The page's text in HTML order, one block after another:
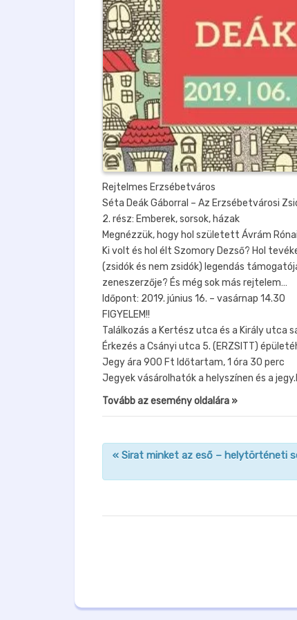
Rejtelmes Erzsébetváros
Séta Deák Gáborral – Az Erzsébetvárosi
2. rész: Emberek, sorsok, házak
Megnézzük, hogy hol született Ávrám
Ki volt és hol élt Szomory Dezső? Hol
(zsidók és nem zsidók) legendás
zeneszerzője? És még sok más rejtelem…
Időpont: 2019. június 16. – vasárnap 14.30
FIGYELEM!!
Találkozás a Kertész utca és a Király utca
Érkezés a Csányi utca 5. (ERZSITT)
Jegy ára 900 Ft Időtartam, 1 óra 30 perc
Jegyek vásárolhatók a helyszínen és a
Tovább az esemény oldalára »
i
« Sirat minket az eső – helytörténeti